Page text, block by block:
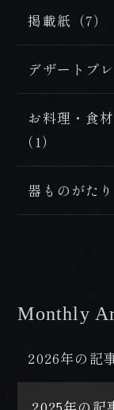
FAX 0957-73-
お知らせ
会社概要・求
プライバシ
掲載紙（7）
デザートプ
お料理・食
（1）
器ものがたり
Monthly
2026年の記